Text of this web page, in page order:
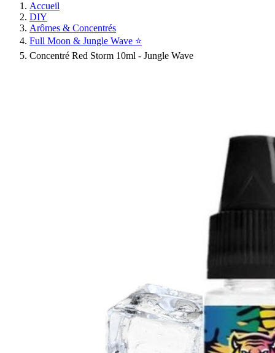
Accueil
DIY
Arômes & Concentrés
Full Moon & Jungle Wave ⭐️
Concentré Red Storm 10ml - Jungle Wave